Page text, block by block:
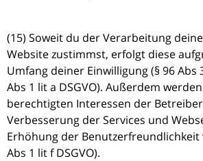
(15) Soweit du der Verarbeitung
Website zustimmst, erfolgt diese
Umfang deiner Einwilligung (§ 96 Abs
Abs 1 lit a DSGVO). Außerdem
berechtigten Interessen der
Verbesserung der Services und
Erhöhung der
Abs 1 lit f DSGVO).